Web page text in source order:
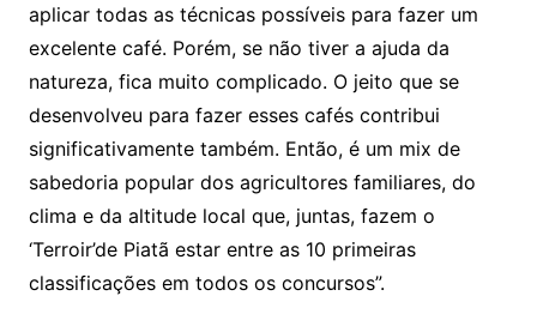
aplicar todas as técnicas possíveis para fazer um
excelente café. Porém, se não tiver a ajuda da
natureza, fica muito complicado. O jeito que se
desenvolveu para fazer esses cafés contribui
significativamente também. Então, é um mix de
sabedoria popular dos agricultores familiares, do
clima e da altitude local que, juntas, fazem o
‘Terroir’de Piatã estar entre as 10 primeiras
classificações em todos os concursos”.